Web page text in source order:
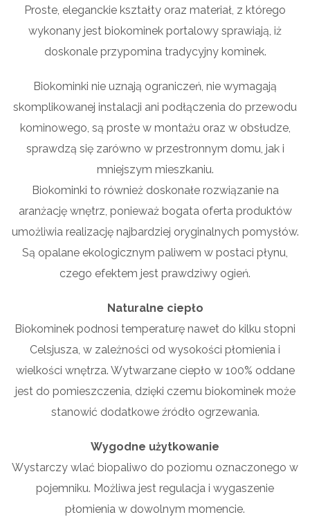
Proste, eleganckie kształty oraz materiał, z którego
wykonany jest biokominek portalowy sprawiają, iż
doskonale przypomina tradycyjny kominek.
Biokominki nie uznają ograniczeń, nie wymagają
skomplikowanej instalacji ani podłączenia do przewodu
kominowego, są proste w montażu oraz w obsłudze,
sprawdzą się zarówno w przestronnym domu, jak i
mniejszym mieszkaniu.
Biokominki to również doskonałe rozwiązanie na
aranżację wnętrz, ponieważ bogata oferta produktów
umożliwia realizację najbardziej oryginalnych pomysłów.
Są opalane ekologicznym paliwem w postaci płynu,
czego efektem jest prawdziwy ogień.
Naturalne ciepło
Biokominek podnosi temperaturę nawet do kilku stopni
Celsjusza, w zależności od wysokości płomienia i
wielkości wnętrza. Wytwarzane ciepło w 100% oddane
jest do pomieszczenia, dzięki czemu biokominek może
stanowić dodatkowe źródło ogrzewania.
Wygodne użytkowanie
Wystarczy wlać biopaliwo do poziomu oznaczonego w
pojemniku. Możliwa jest regulacja i wygaszenie
płomienia w dowolnym momencie.